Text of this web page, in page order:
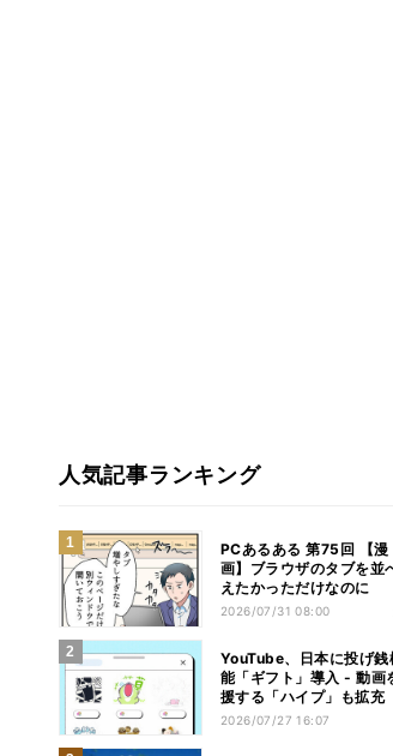
人気記事ランキング
PCあるある 第75回 【漫
画】ブラウザのタブを並
えたかっただけなのに
2026/07/31 08:00
YouTube、日本に投げ銭
能「ギフト」導入 - 動画
援する「ハイプ」も拡充
2026/07/27 16:07